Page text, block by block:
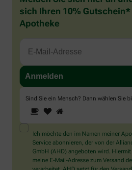
sich Ihren 10%
Apotheke
Sind Sie ein Mensch? Dann wählen Sie
Sie
ein
Mensch?
Dann
wählen
Sie
bitte
1 2
Ich möchte den im Namen meiner
Service abonnieren, der von der
GmbH (AHD) angeboten wird.
meine E-Mail-Adresse zum Versand